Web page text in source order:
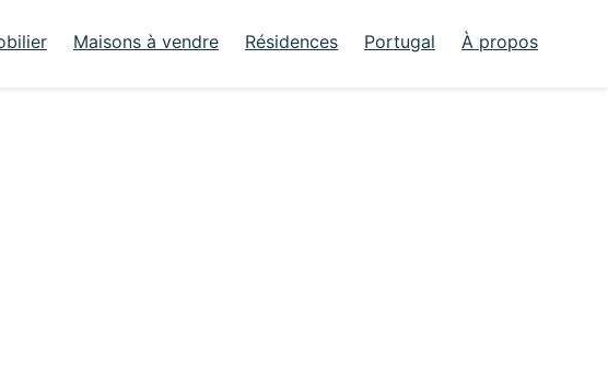
Maisons à vendre Résidences Portugal À propos